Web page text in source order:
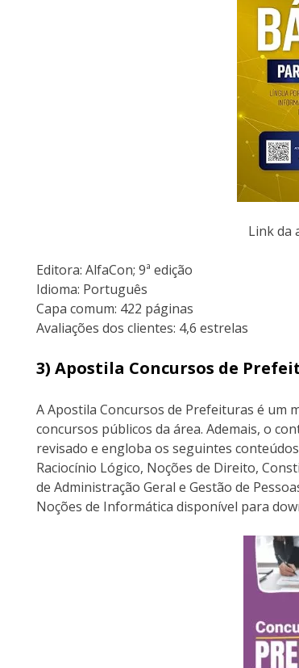
Link da
Editora: AlfaCon; 9ª edição
Idioma: Português
Capa comum: 422 páginas
Avaliações dos clientes: 4,6 estrelas
3) Apostila Concursos de
A Apostila Concursos de Prefeituras é um
concursos públicos da área. Ademais, o
revisado e engloba os seguintes
Raciocínio Lógico, Noções de Direito,
de Administração Geral e Gestão de
Noções de Informática disponível para